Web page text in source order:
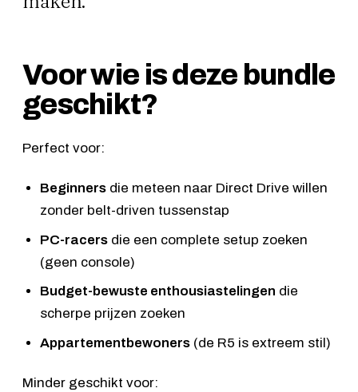
Voor wie is deze bundle
geschikt?
Perfect voor:
Beginners die meteen naar Direct Drive willen
zonder belt-driven tussenstap
PC-racers die een complete setup zoeken
(geen console)
Budget-bewuste enthousiastelingen die
scherpe prijzen zoeken
Appartementbewoners (de R5 is extreem stil)
Minder geschikt voor: